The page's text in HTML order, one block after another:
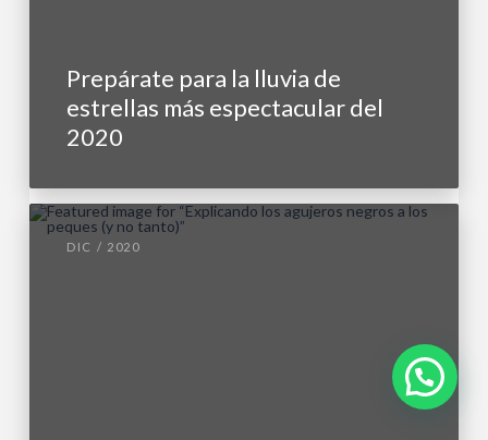
Prepárate para la lluvia de
estrellas más espectacular del
2020
DIC / 2020